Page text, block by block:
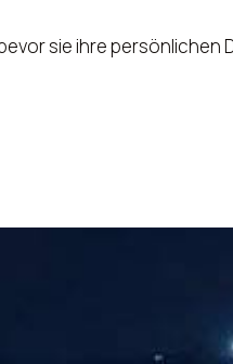
sie ihre persönlichen